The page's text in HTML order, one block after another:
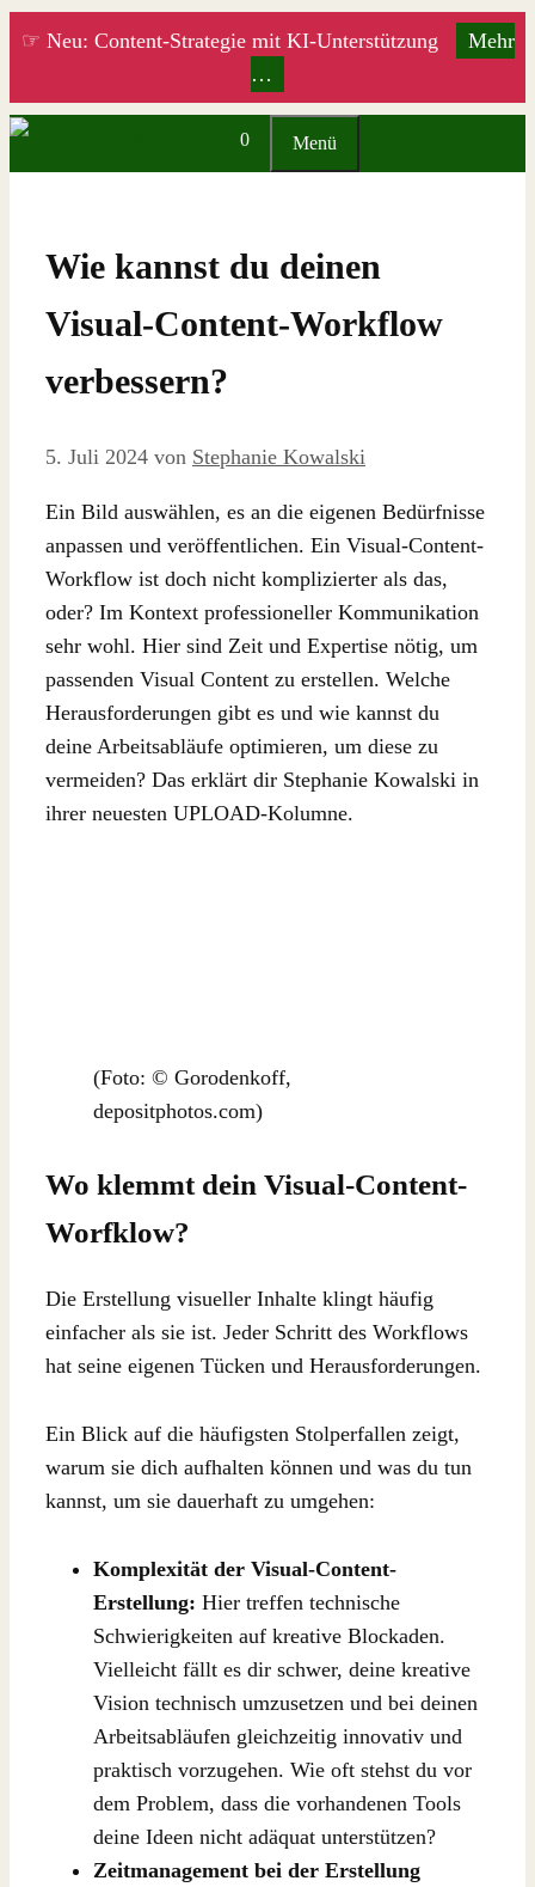
Zum
☞ Neu: Content-Strategie mit KI-Unterstützung
Mehr
…
0 Menü
Wie kannst du deinen
Visual-Content-Workflow
verbessern?
5. Juli 2024 von Stephanie Kowalski
Ein Bild auswählen, es an die eigenen Bedürfnisse
anpassen und veröffentlichen. Ein Visual-Content-
Workflow ist doch nicht komplizierter als das,
oder? Im Kontext professioneller Kommunikation
sehr wohl. Hier sind Zeit und Expertise nötig, um
passenden Visual Content zu erstellen. Welche
Herausforderungen gibt es und wie kannst du
deine Arbeitsabläufe optimieren, um diese zu
vermeiden? Das erklärt dir Stephanie Kowalski in
ihrer neuesten UPLOAD-Kolumne.
(Foto: © Gorodenkoff,
depositphotos.com)
Wo klemmt dein Visual-Content-
Worfklow?
Die Erstellung visueller Inhalte klingt häufig
einfacher als sie ist. Jeder Schritt des Workflows
hat seine eigenen Tücken und Herausforderungen.
Ein Blick auf die häufigsten Stolperfallen zeigt,
warum sie dich aufhalten können und was du tun
kannst, um sie dauerhaft zu umgehen:
Komplexität der Visual-Content-
Erstellung: Hier treffen technische
Schwierigkeiten auf kreative Blockaden.
Vielleicht fällt es dir schwer, deine kreative
Vision technisch umzusetzen und bei deinen
Arbeitsabläufen gleichzeitig innovativ und
praktisch vorzugehen. Wie oft stehst du vor
dem Problem, dass die vorhandenen Tools
deine Ideen nicht adäquat unterstützen?
Zeitmanagement bei der Erstellung